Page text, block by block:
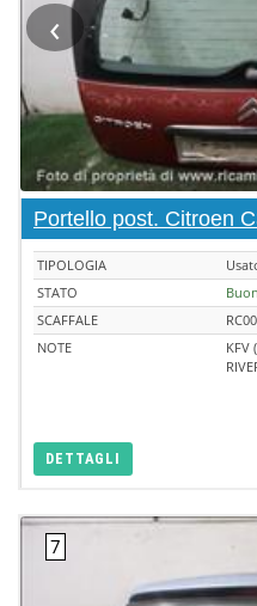
‹
Portello post. Citroen
TIPOLOGIA
STATO
SCAFFALE
NOTE
KFV
DETTAGLI